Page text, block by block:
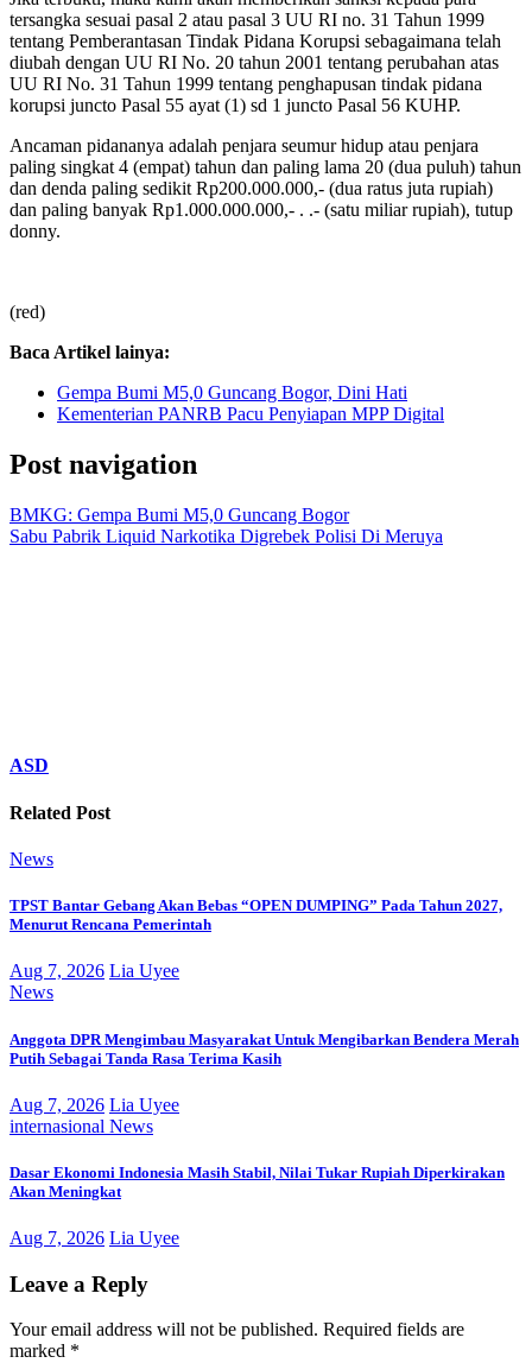
tersangka sesuai pasal 2 atau pasal 3 UU RI no. 31 Tahun 1999
tentang Pemberantasan Tindak Pidana Korupsi sebagaimana telah
diubah dengan UU RI No. 20 tahun 2001 tentang perubahan atas
UU RI No. 31 Tahun 1999 tentang penghapusan tindak pidana
korupsi juncto Pasal 55 ayat (1) sd 1 juncto Pasal 56 KUHP.
Ancaman pidananya adalah penjara seumur hidup atau penjara
paling singkat 4 (empat) tahun dan paling lama 20 (dua puluh) tahun
dan denda paling sedikit Rp200.000.000,- (dua ratus juta rupiah)
dan paling banyak Rp1.000.000.000,- . .- (satu miliar rupiah), tutup
donny.
(red)
Baca Artikel lainya:
Gempa Bumi M5,0 Guncang Bogor, Dini Hati
Kementerian PANRB Pacu Penyiapan MPP Digital
Post navigation
BMKG: Gempa Bumi M5,0 Guncang Bogor
Sabu Pabrik Liquid Narkotika Digrebek Polisi Di Meruya
ASD
Related Post
News
TPST Bantar Gebang Akan Bebas “OPEN DUMPING” Pada Tahun 2027,
Menurut Rencana Pemerintah
Aug 7, 2026 Lia Uyee
News
Anggota DPR Mengimbau Masyarakat Untuk Mengibarkan Bendera Merah
Putih Sebagai Tanda Rasa Terima Kasih
Aug 7, 2026 Lia Uyee
internasional News
Dasar Ekonomi Indonesia Masih Stabil, Nilai Tukar Rupiah Diperkirakan
Akan Meningkat
Aug 7, 2026 Lia Uyee
Leave a Reply
Your email address will not be published. Required fields are
marked *